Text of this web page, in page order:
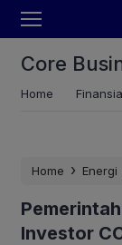
Core
Home
Home › Energi
Investor